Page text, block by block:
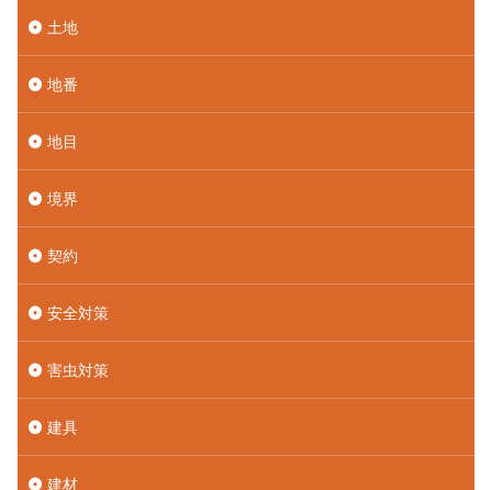
土地
地番
地目
境界
契約
安全対策
害虫対策
建具
建材